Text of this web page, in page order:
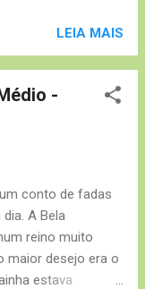
LEIA MAIS
-
conto de fadas
A Bela
reino muito
maior desejo era o
estava